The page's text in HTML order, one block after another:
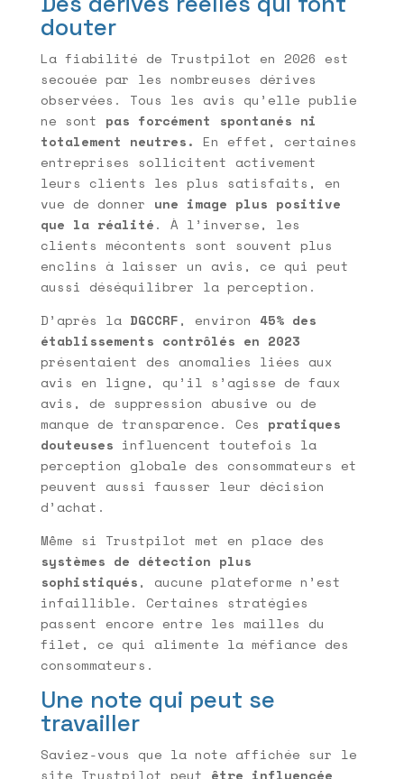
douter
La fiabilité de Trustpilot en 2026 est
secouée par les nombreuses dérives
observées. Tous les avis qu’elle publie
ne sont pas forcément spontanés ni
totalement neutres. En effet, certaines
entreprises sollicitent activement
leurs clients les plus satisfaits, en
vue de donner une image plus positive
que la réalité. À l’inverse, les
clients mécontents sont souvent plus
enclins à laisser un avis, ce qui peut
aussi déséquilibrer la perception.
D’après la DGCCRF, environ 45% des
établissements contrôlés en 2023
présentaient des anomalies liées aux
avis en ligne, qu’il s’agisse de faux
avis, de suppression abusive ou de
manque de transparence. Ces pratiques
douteuses influencent toutefois la
perception globale des consommateurs et
peuvent aussi fausser leur décision
d’achat.
Même si Trustpilot met en place des
systèmes de détection plus
sophistiqués, aucune plateforme n’est
infaillible. Certaines stratégies
passent encore entre les mailles du
filet, ce qui alimente la méfiance des
consommateurs.
Une note qui peut se
travailler
Saviez-vous que la note affichée sur le
site Trustpilot peut être influencée